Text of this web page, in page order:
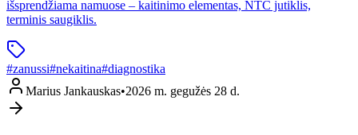
išsprendžiama namuose – kaitinimo elementas, NTC jutiklis,
terminis saugiklis.
#zanussi#nekaitina#diagnostika
Marius Jankauskas•2026 m. gegužės 28 d.